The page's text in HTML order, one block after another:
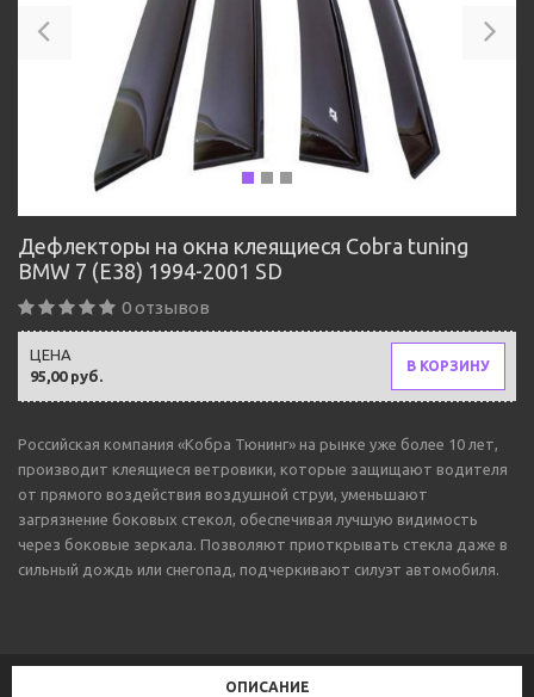
Дефлекторы на окна клеящиеся Cobra tuning
BMW 7 (E38) 1994-2001 SD
0 отзывов
95,00 руб.
ЦЕНА
В КОРЗИНУ
Российская компания «Кобра Тюнинг» на рынке уже более 10 лет,
производит клеящиеся ветровики, которые защищают водителя
от прямого воздействия воздушной струи, уменьшают
загрязнение боковых стекол, обеспечивая лучшую видимость
через боковые зеркала. Позволяют приоткрывать стекла даже в
сильный дождь или снегопад, подчеркивают силуэт автомобиля.
ОПИСАНИЕ